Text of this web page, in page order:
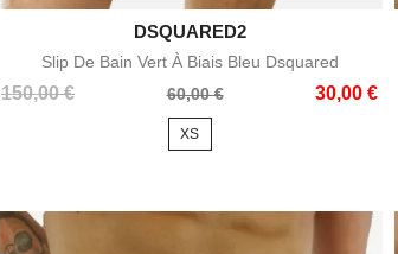
Aperçu rapide
DSQUARED2
Slip De Bain Vert À Biais Bleu Dsquared
150,00 €
Prix
60,00 € 30,00 €
Prix
XS